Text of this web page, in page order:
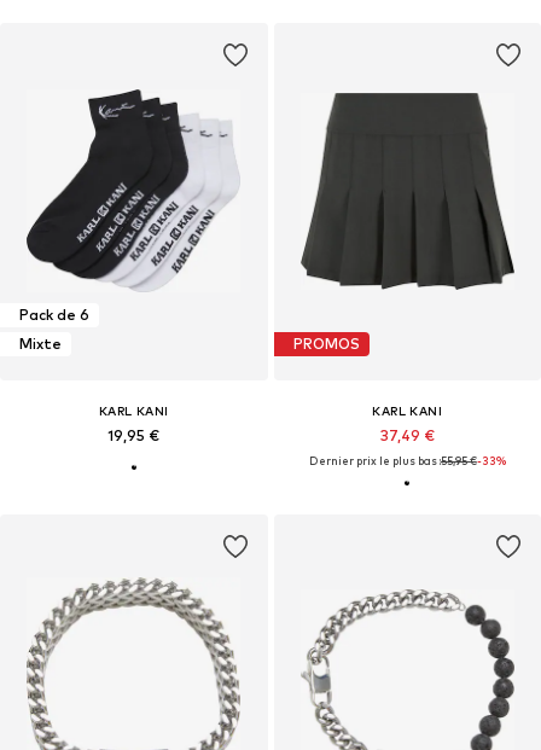
Pack de 6
Mixte
KARL KANI
19,95 €
PROMOS
KARL KANI
37,49 €
Dernier prix le plus bas :55,95 €-33%